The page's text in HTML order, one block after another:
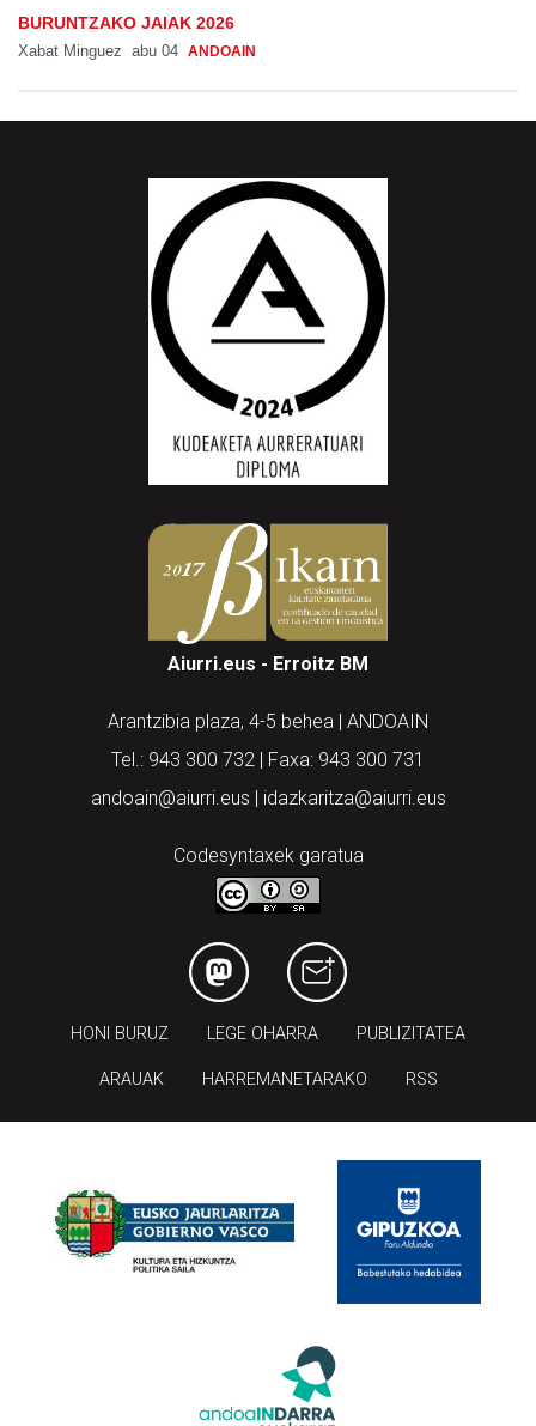
BURUNTZAKO JAIAK 2026
Xabat Minguez abu 04 ANDOAIN
Aiurri.eus - Erroitz BM
Arantzibia plaza, 4-5 behea | ANDOAIN
Tel.: 943 300 732 | Faxa: 943 300 731
andoain@aiurri.eus | idazkaritza@aiurri.eus
Codesyntaxek garatua
HONI BURUZ LEGE OHARRA PUBLIZITATEA
ARAUAK HARREMANETARAKO RSS